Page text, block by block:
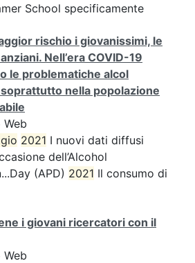
School specificamente
rischio i giovanissimi, le
Nell’era COVID-19
le problematiche alcol
nella popolazione
2021 I nuovi dati diffusi
dell’Alcohol
(APD) 2021 Il consumo di
i giovani ricercatori con il